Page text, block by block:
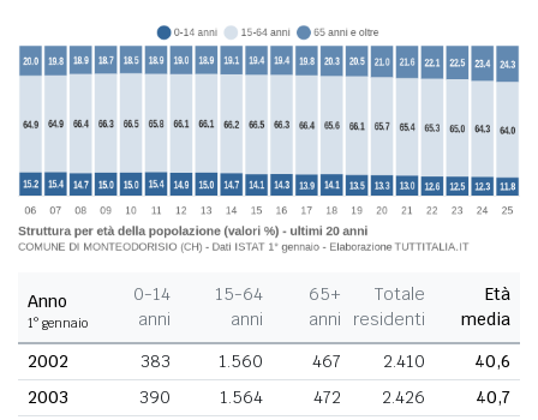
Anno
1° gennaio
0-14
anni
15-64
anni
65+
anni
Totale
residenti
Età
media
2002
383 1.560 467 2.410
40,6
2003
390 1.564 472 2.426
40,7